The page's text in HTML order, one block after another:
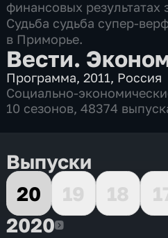
финансовых результатах
Судьба судьба супер-
в Приморье.
Вести.
Программа,2011, Россия
Социально-
10 сезонов, 48374
Выпуски
20
19 18
20202020